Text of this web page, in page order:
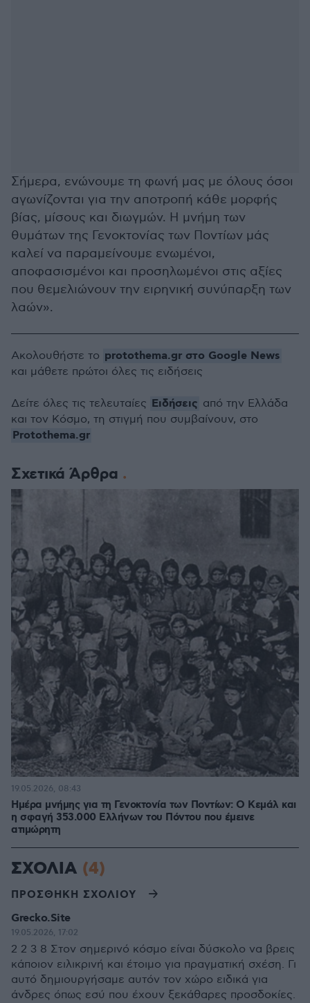
Σήμερα, ενώνουμε τη φωνή μας με όλους όσοι
αγωνίζονται για την αποτροπή κάθε μορφής
βίας, μίσους και διωγμών. Η μνήμη των
θυμάτων της Γενοκτονίας των Ποντίων μάς
καλεί να παραμείνουμε ενωμένοι,
αποφασισμένοι και προσηλωμένοι στις αξίες
που θεμελιώνουν την ειρηνική συνύπαρξη των
λαών».
Σχετικά Άρθρα
Ημέρα μνήμης για τη Γενοκτονία των Ποντίων: Ο Κεμάλ και
η σφαγή 353.000 Ελλήνων του Πόντου που έμεινε
ατιμώρητη
19.05.2026, 08:43
Ακολουθήστε το protothema.gr στο Google News
και μάθετε πρώτοι όλες τις ειδήσεις
Δείτε όλες τις τελευταίες Ειδήσεις από την Ελλάδα
και τον Κόσμο, τη στιγμή που συμβαίνουν, στο
Protothema.gr
ΣΧΟΛΙΑ (4)
ΠΡΟΣΘΗΚΗ ΣΧΟΛΙΟΥ
Grecko.Site
19.05.2026, 17:02
2 2 3 8 Στον σημερινό κόσμο είναι δύσκολο να βρεις
κάποιον ειλικρινή και έτοιμο για πραγματική σχέση. Γι
αυτό δημιουργήσαμε αυτόν τον χώρο ειδικά για
άνδρες όπως εσύ που έχουν ξεκάθαρες προσδοκίες.